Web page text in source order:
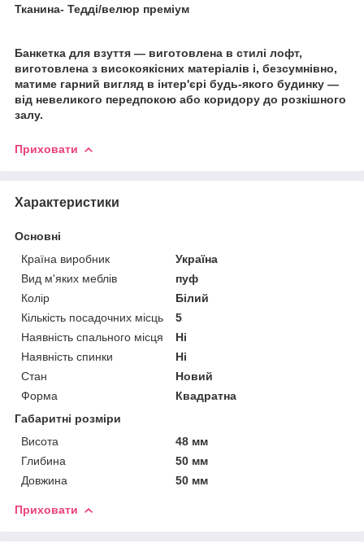
Тканина- Тедді/велюр преміум
Банкетка для взуття — виготовлена в стилі лофт,
виготовлена з високоякісних матеріалів і, безсумнівно,
матиме гарний вигляд в інтер'єрі будь-якого будинку —
від невеликого передпокою або коридору до розкішного
залу.
Приховати
Характеристики
Основні
Країна виробник
Україна
Вид м'яких меблів
пуф
Колір
Білий
Кількість посадочних місць
5
Наявність спального місця
Ні
Наявність спинки
Ні
Стан
Новий
Форма
Квадратна
Габаритні розміри
Висота
48 мм
Глибина
50 мм
Довжина
50 мм
Приховати